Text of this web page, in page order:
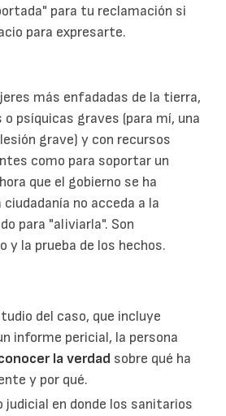
para tu reclamación si
para expresarte.
más enfadadas de la tierra,
psíquicas graves (para mí, una
grave) y con recursos
como para soportar un
que el gobierno se ha
ciudadanía no acceda a la
para "aliviarla". Son
y la prueba de los hechos.
del caso, que incluye
informe pericial, la persona
la verdad sobre qué ha
y por qué.
judicial en donde los sanitarios